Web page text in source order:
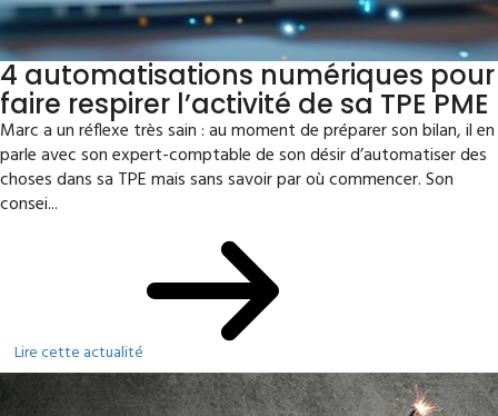
4 automatisations numériques pour
faire respirer l’activité de sa TPE PME
Marc a un réflexe très sain : au moment de préparer son bilan, il en
parle avec son expert-comptable de son désir d’automatiser des
choses dans sa TPE mais sans savoir par où commencer. Son
consei...
Lire cette actualité